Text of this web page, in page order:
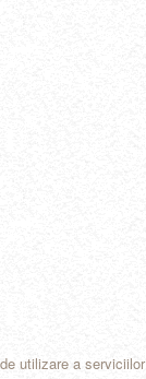
utilizare a serviciilor